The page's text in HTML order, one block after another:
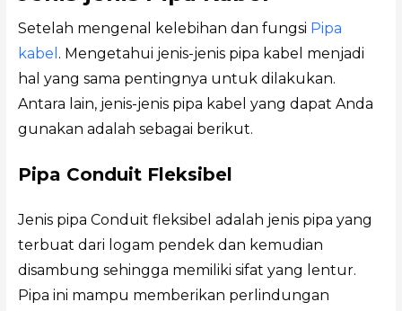
Setelah mengenal kelebihan dan fungsi Pipa
kabel . Mengetahui jenis-jenis pipa kabel menjadi
hal yang sama pentingnya untuk dilakukan.
Antara lain, jenis-jenis pipa kabel yang dapat Anda
gunakan adalah sebagai berikut.
Pipa Conduit Fleksibel
Jenis pipa Conduit fleksibel adalah jenis pipa yang
terbuat dari logam pendek dan kemudian
disambung sehingga memiliki sifat yang lentur.
Pipa ini mampu memberikan perlindungan